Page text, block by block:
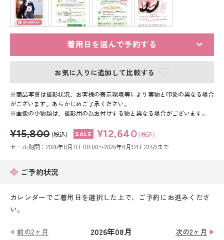
男性礼装レンタル
白無垢&紋付袴レンタル
引き振袖レンタル
小物販売品
着用日を選んで予約する
お気に入りに追加して比較する
商品写真は撮影状況、お客様の表示環境等により実物と印象の異なる場合
がございます。あらかじめご了承ください。
画像の小物類は、撮影用の為お付けする物と異なる場合がございます。
¥15,800 (税込) ¥12,640 (税込)
セール期間：2026年8月7日 00:00〜2026年8月12日 23:59まで
ご予約状況
カレンダーでご着用日を選択した上で、ご予約にお進みくださ
い。
前の2ヶ月 2026年08月
次の2ヶ月